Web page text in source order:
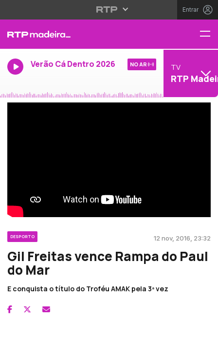
Entrar
Verão Cá Dentro 2026 NO AR TV
RTP
DESPORTO 12 nov, 2016, 23:32
Gil Freitas vence Rampa do Paul
do Mar
E conquista o título do Troféu AMAK pela 3ª vez